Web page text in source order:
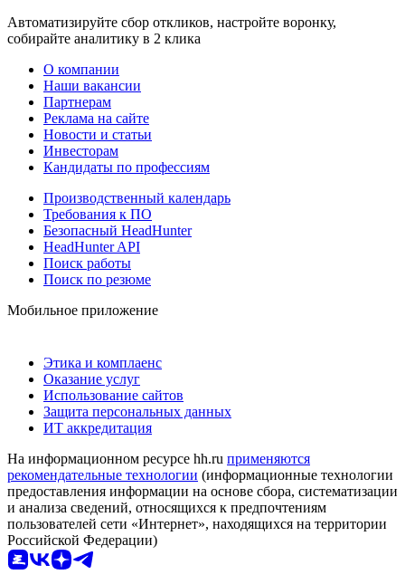
Автоматизируйте сбор откликов, настройте воронку,
собирайте аналитику в 2 клика
О компании
Наши вакансии
Партнерам
Реклама на сайте
Новости и статьи
Инвесторам
Кандидаты по профессиям
Производственный календарь
Требования к ПО
Безопасный HeadHunter
HeadHunter API
Поиск работы
Поиск по резюме
Мобильное приложение
Этика и комплаенс
Оказание услуг
Использование сайтов
Защита персональных данных
ИТ аккредитация
На информационном ресурсе hh.ru применяются
рекомендательные технологии (информационные технологии
предоставления информации на основе сбора, систематизации
и анализа сведений, относящихся к предпочтениям
пользователей сети «Интернет», находящихся на территории
Российской Федерации)